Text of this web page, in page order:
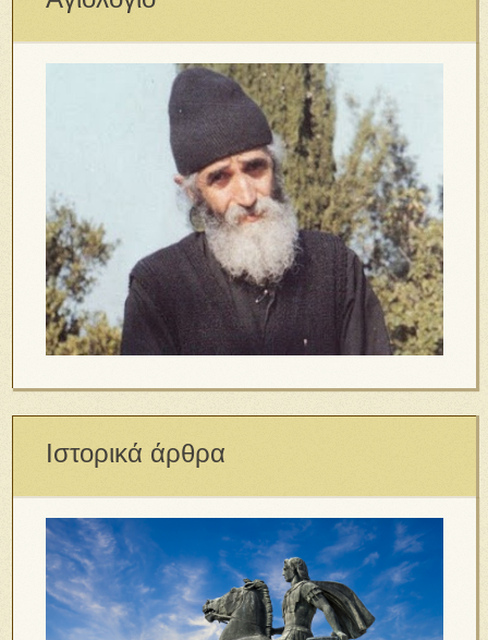
Ιστορικά άρθρα